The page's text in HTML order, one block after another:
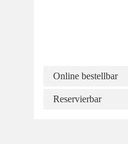
Online bestellbar
Reservierbar